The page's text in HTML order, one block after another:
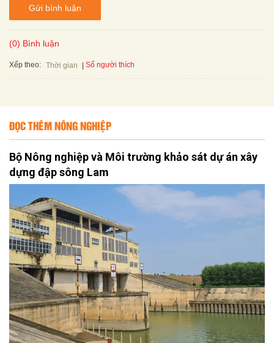
Gửi bình luận
(0) Bình luận
Xếp theo: Thời gian Số người thích
ĐỌC THÊM NÔNG NGHIỆP
Bộ Nông nghiệp và Môi trường khảo sát dự án xây
dựng đập sông Lam